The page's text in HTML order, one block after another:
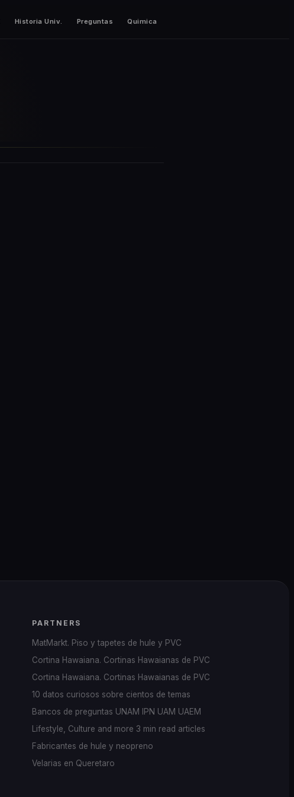
Historia Univ. Preguntas Quimica
PARTNERS
MatMarkt. Piso y tapetes de hule y PVC
Cortina Hawaiana. Cortinas Hawaianas de PVC
Cortina Hawaiana. Cortinas Hawaianas de PVC
10 datos curiosos sobre cientos de temas
Bancos de preguntas UNAM IPN UAM UAEM
Lifestyle, Culture and more 3 min read articles
Fabricantes de hule y neopreno
Velarias en Queretaro